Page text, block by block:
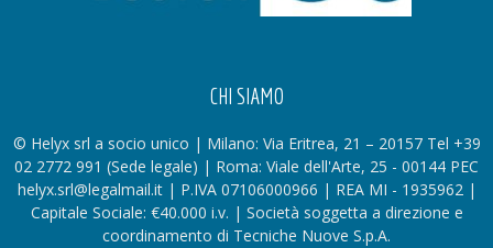
CHI SIAMO
© Helyx srl a socio unico | Milano: Via Eritrea, 21 – 20157 Tel +39
02 2772 991 (Sede legale) | Roma: Viale dell'Arte, 25 - 00144 PEC
helyx.srl@legalmail.it | P.IVA 07106000966 | REA MI - 1935962 |
Capitale Sociale: €40.000 i.v. | Società soggetta a direzione e
coordinamento di Tecniche Nuove S.p.A.